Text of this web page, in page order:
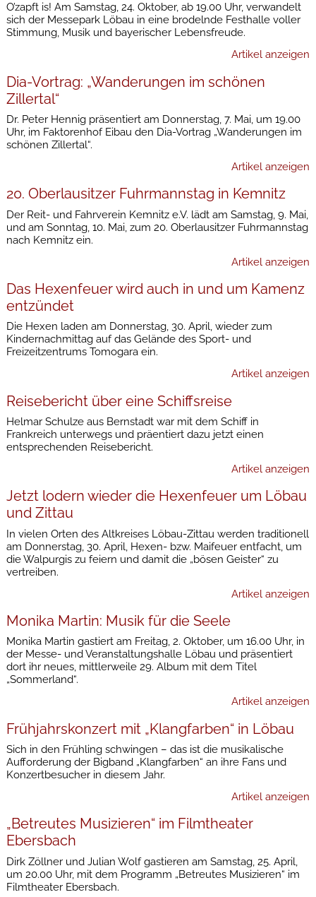
O’zapft is! Am Samstag, 24. Oktober, ab 19.00 Uhr, verwandelt
sich der Messepark Löbau in eine brodelnde Festhalle voller
Stimmung, Musik und bayerischer Lebensfreude.
Artikel anzeigen
Dia-Vortrag: „Wanderungen im schönen
Zillertal“
Dr. Peter Hennig präsentiert am Donnerstag, 7. Mai, um 19.00
Uhr, im Faktorenhof Eibau den Dia-Vortrag „Wanderungen im
schönen Zillertal“.
Artikel anzeigen
20. Oberlausitzer Fuhrmannstag in Kemnitz
Der Reit- und Fahrverein Kemnitz e.V. lädt am Samstag, 9. Mai,
und am Sonntag, 10. Mai, zum 20. Oberlausitzer Fuhrmannstag
nach Kemnitz ein.
Artikel anzeigen
Das Hexenfeuer wird auch in und um Kamenz
entzündet
Die Hexen laden am Donnerstag, 30. April, wieder zum
Kindernachmittag auf das Gelände des Sport- und
Freizeitzentrums Tomogara ein.
Artikel anzeigen
Reisebericht über eine Schiffsreise
Helmar Schulze aus Bernstadt war mit dem Schiff in
Frankreich unterwegs und präentiert dazu jetzt einen
entsprechenden Reisebericht.
Artikel anzeigen
Jetzt lodern wieder die Hexenfeuer um Löbau
und Zittau
In vielen Orten des Altkreises Löbau-Zittau werden traditionell
am Donnerstag, 30. April, Hexen- bzw. Maifeuer entfacht, um
die Walpurgis zu feiern und damit die „bösen Geister“ zu
vertreiben.
Artikel anzeigen
Monika Martin: Musik für die Seele
Monika Martin gastiert am Freitag, 2. Oktober, um 16.00 Uhr, in
der Messe- und Veranstaltungshalle Löbau und präsentiert
dort ihr neues, mittlerweile 29. Album mit dem Titel
„Sommerland“.
Artikel anzeigen
Frühjahrskonzert mit „Klangfarben“ in Löbau
Sich in den Frühling schwingen – das ist die musikalische
Aufforderung der Bigband „Klangfarben“ an ihre Fans und
Konzertbesucher in diesem Jahr.
Artikel anzeigen
„Betreutes Musizieren“ im Filmtheater
Ebersbach
Dirk Zöllner und Julian Wolf gastieren am Samstag, 25. April,
um 20.00 Uhr, mit dem Programm „Betreutes Musizieren“ im
Filmtheater Ebersbach.